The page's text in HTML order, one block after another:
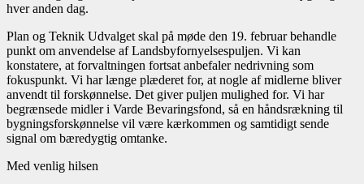
hver anden dag.
Plan og Teknik Udvalget skal på møde den 19. februar behandle
punkt om anvendelse af Landsbyfornyelsespuljen. Vi kan
konstatere, at forvaltningen fortsat anbefaler nedrivning som
fokuspunkt. Vi har længe plæderet for, at nogle af midlerne bliver
anvendt til forskønnelse. Det giver puljen mulighed for. Vi har
begrænsede midler i Varde Bevaringsfond, så en håndsrækning til
bygningsforskønnelse vil være kærkommen og samtidigt sende
signal om bæredygtig omtanke.
Med venlig hilsen